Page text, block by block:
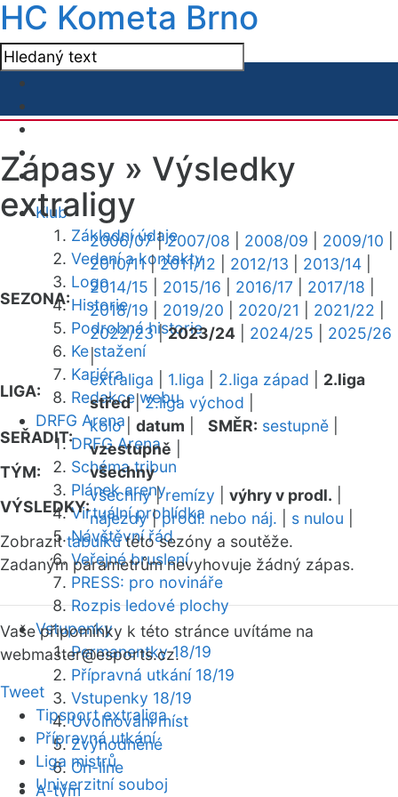
HC Kometa Brno
Klub
Základní údaje
Vedení a kontakty
Logo
Historie
Podrobná historie
Ke stažení
Kariéra
Redakce webu
DRFG Arena
DRFG Arena
Schéma tribun
Plánek areny
Virtuální prohlídka
Návštěvní řád
Veřejné bruslení
PRESS: pro novináře
Rozpis ledové plochy
Vstupenky
Permanentky 18/19
Přípravná utkání 18/19
Vstupenky 18/19
Uvolňování míst
Zvýhodněné
On-line
A-tým
Zápasy » Výsledky
extraligy
SEZONA:
2006/07|2007/08 2008/09 2009/10
2010/11|2011/12 2012/13 2013/14
2014/15
2015/16 2016/17 2017/18
2018/19
2019/20 2020/21 2021/22
2022/23|2023/24 2024/25
2025/26
|
LIGA:
extraliga 1.liga 2.liga západ
2.liga
střed|2.liga východ
SEŘADIT:
kolo| datum SMĚR: sestupně
vzestupně
TÝM:
všechny
VÝSLEDKY:
všechny|remízy výhry v prodl.
nájezdy|prodl. nebo náj. s nulou
Zobrazittabulkutéto sezóny a soutěže.
Zadaným parametrům nevyhovuje žádný zápas.
Vaše připomínky k této stránce uvítáme na
webmaster@esports.cz.
Tweet
Tipsport extraliga
Přípravná utkání
Liga mistrů
Univerzitní souboj